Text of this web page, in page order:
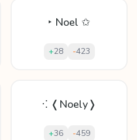
‣ Noel ✩
+28 -423
⁖ ❬Noely❭
+36 -459